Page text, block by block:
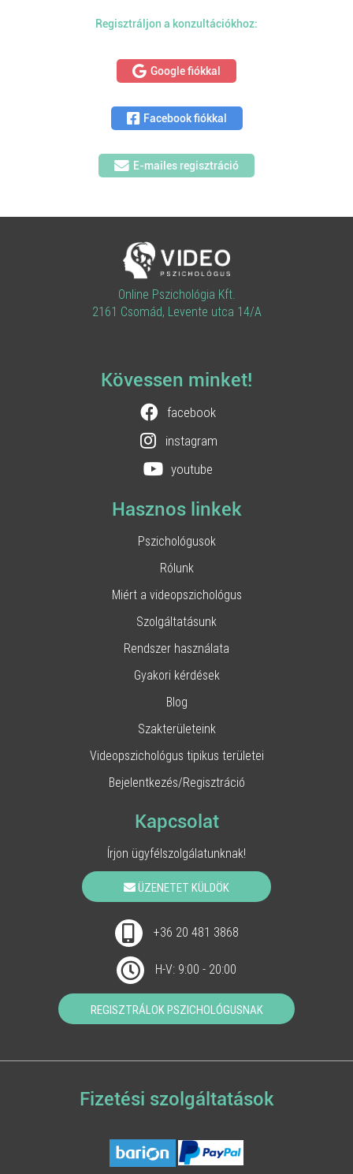
Regisztráljon a konzultációkhoz:
Google fiókkal
Facebook fiókkal
E-mailes regisztráció
Online Pszichológia Kft.
2161 Csomád, Levente utca 14/A
Kövessen minket!
facebook
instagram
youtube
Hasznos linkek
Pszichológusok
Rólunk
Miért a videopszichológus
Szolgáltatásunk
Rendszer használata
Gyakori kérdések
Blog
Szakterületeink
Videopszichológus tipikus területei
Bejelentkezés/Regisztráció
Kapcsolat
Írjon ügyfélszolgálatunknak!
ÜZENETET KÜLDÖK
+36 20 481 3868
H-V: 9:00 - 20:00
REGISZTRÁLOK PSZICHOLÓGUSNAK
Fizetési szolgáltatások